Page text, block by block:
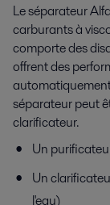
Le séparateur
carburants à
comporte des
offrent des
séparateur peut
clarificateur.
Un
Un
l'eau)